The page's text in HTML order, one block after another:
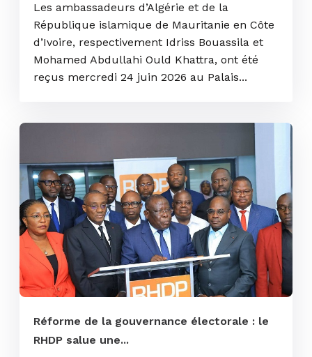
Les ambassadeurs d’Algérie et de la
République islamique de Mauritanie en Côte
d’Ivoire, respectivement Idriss Bouassila et
Mohamed Abdullahi Ould Khattra, ont été
reçus mercredi 24 juin 2026 au Palais...
Réforme de la gouvernance électorale : le
RHDP salue une...